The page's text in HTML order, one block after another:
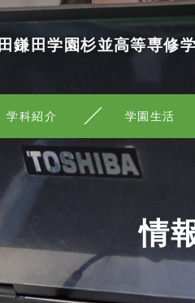
鎌田学園杉並高等専修
学科紹介 学園生活
情